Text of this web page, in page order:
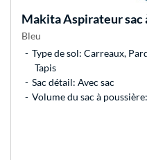
MakitaAspirateur sac
Bleu
Type de sol: Carreaux,
Tapis
Sac détail: Avec sac
Volume du sac à